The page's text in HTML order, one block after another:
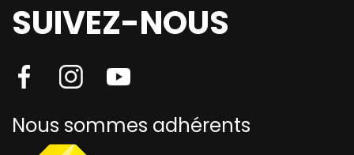
SUIVEZ-NOUS
Nous sommes adhérents